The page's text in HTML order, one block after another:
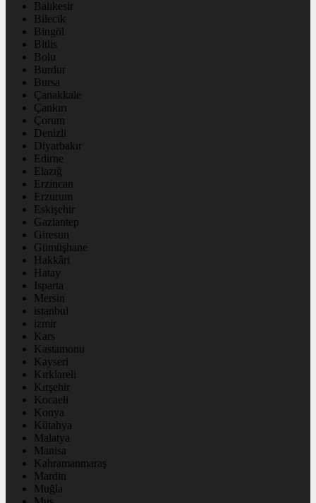
Balıkesir
Bilecik
Bingöl
Bitlis
Bolu
Burdur
Bursa
Çanakkale
Çankırı
Çorum
Denizli
Diyarbakır
Edirne
Elazığ
Erzincan
Erzurum
Eskişehir
Gaziantep
Giresun
Gümüşhane
Hakkâri
Hatay
Isparta
Mersin
istanbul
izmir
Kars
Kastamonu
Kayseri
Kırklareli
Kırşehir
Kocaeli
Konya
Kütahya
Malatya
Manisa
Kahramanmaraş
Mardin
Muğla